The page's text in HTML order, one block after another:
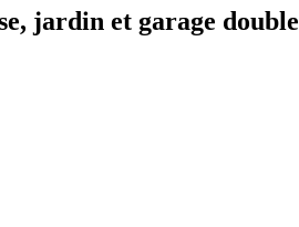
jardin et garage double